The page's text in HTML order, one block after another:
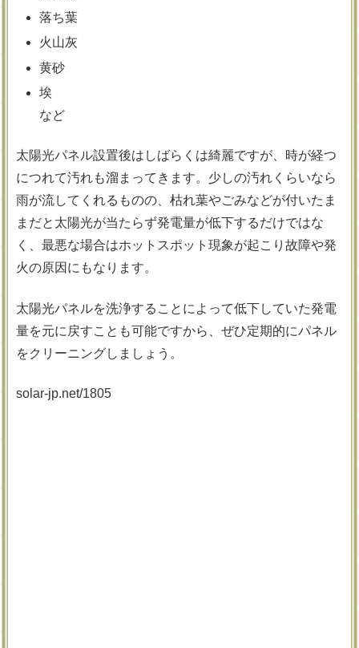
落ち葉
火山灰
黄砂
埃
など
太陽光パネル設置後はしばらくは綺麗ですが、時が経つ
につれて汚れも溜まってきます。少しの汚れくらいなら
雨が流してくれるものの、枯れ葉やごみなどが付いたま
まだと太陽光が当たらず発電量が低下するだけではな
く、最悪な場合はホットスポット現象が起こり故障や発
火の原因にもなります。
太陽光パネルを洗浄することによって低下していた発電
量を元に戻すことも可能ですから、ぜひ定期的にパネル
をクリーニングしましょう。
solar-jp.net/1805